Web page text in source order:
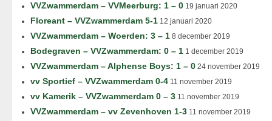
VVZwammerdam – VVMeerburg: 1 – 0 19 januari 2020
Floreant – VVZwammerdam 5-1 12 januari 2020
VVZwammerdam – Woerden: 3 – 1 8 december 2019
Bodegraven – VVZwammerdam: 0 – 1 1 december 2019
VVZwammerdam – Alphense Boys: 1 – 0 24 november 2019
vv Sportief – VVZwammerdam 0-4 11 november 2019
vv Kamerik – VVZwammerdam 0 – 3 11 november 2019
VVZwammerdam – vv Zevenhoven 1-3 11 november 2019